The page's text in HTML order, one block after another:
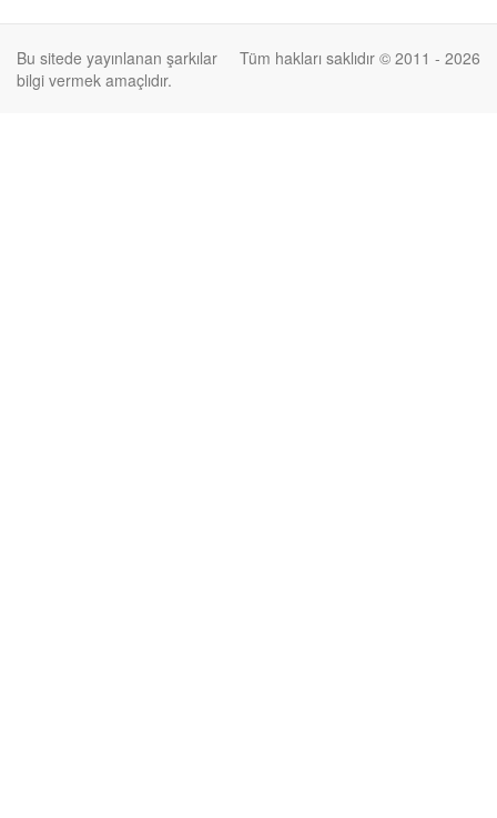
Tüm hakları saklıdır © 2011 - 2026
Bu sitede yayınlanan şarkılar
bilgi vermek amaçlıdır.